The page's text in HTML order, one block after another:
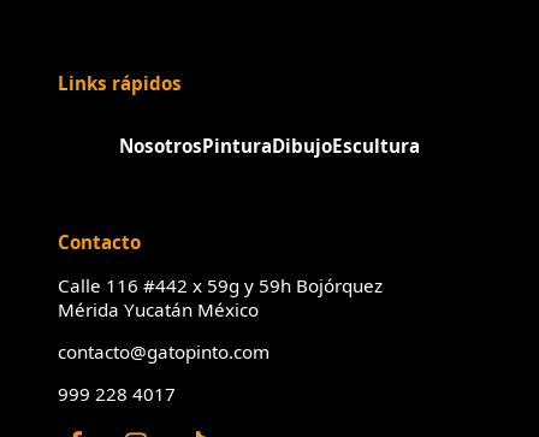
Links rápidos
NosotrosPinturaDibujoEscultura
Contacto
Calle 116 #442 x 59g y 59h Bojórquez
Mérida Yucatán México
contacto@gatopinto.com
999 228 4017